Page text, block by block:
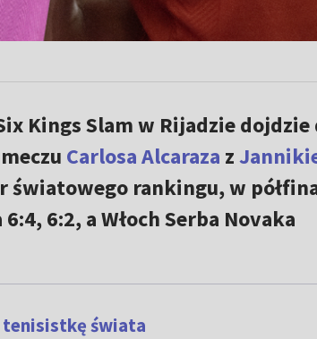
Kings Slam w Rijadzie dojdzie
Carlosa Alcaraza z
światowego rankingu, w
6:2, a Włoch Serba Novaka
tenisistkę świata